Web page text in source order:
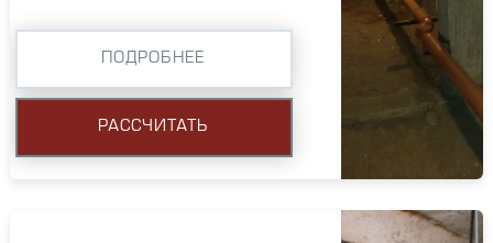
ПОДРОБНЕЕ
РАССЧИТАТЬ